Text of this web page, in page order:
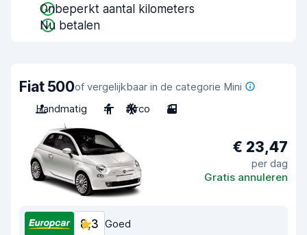
Onbeperkt aantal kilometers
Nu betalen
Fiat 500of vergelijkbaar in de categorie Mini
Handmatig
4 Airco 3
€ 23,47
per dag
Gratis annuleren
8,3 Goed